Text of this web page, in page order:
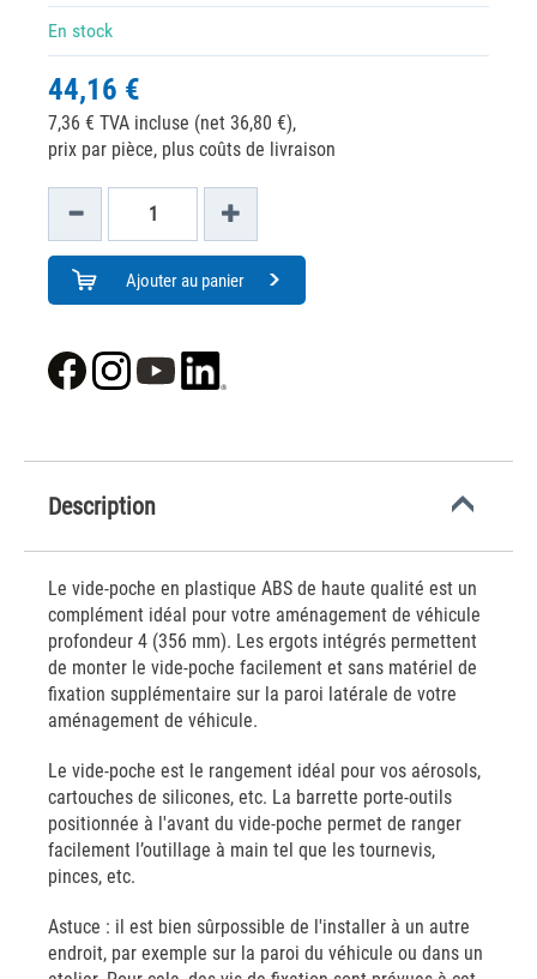
En stock
44,16 €
7,36 € TVA incluse (net 36,80 €),
prix par pièce, plus coûts de livraison
Ajouter au panier
Description
Le vide-poche en plastique ABS de haute qualité est un
complément idéal pour votre aménagement de véhicule
profondeur 4 (356 mm). Les ergots intégrés permettent
de monter le vide-poche facilement et sans matériel de
fixation supplémentaire sur la paroi latérale de votre
aménagement de véhicule.
Le vide-poche est le rangement idéal pour vos aérosols,
cartouches de silicones, etc. La barrette porte-outils
positionnée à l'avant du vide-poche permet de ranger
facilement l’outillage à main tel que les tournevis,
pinces, etc.
Astuce : il est bien sûrpossible de l'installer à un autre
endroit, par exemple sur la paroi du véhicule ou dans un